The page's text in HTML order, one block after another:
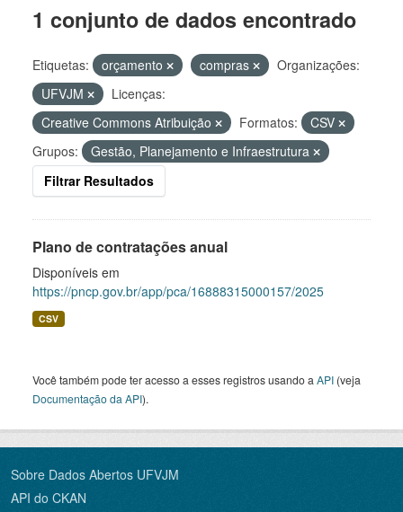
1 conjunto de dados encontrado
Etiquetas: orçamento compras
Organizações:
UFVJM
Licenças:
Creative Commons Atribuição
Formatos:
CSV
Grupos:
Gestão, Planejamento e Infraestrutura
Filtrar Resultados
Plano de contratações anual
Disponíveis em
https://pncp.gov.br/app/pca/16888315000157/2025
CSV
Você também pode ter acesso a esses registros usando a API (veja
Documentação da API).
Sobre Dados Abertos UFVJM
API do CKAN